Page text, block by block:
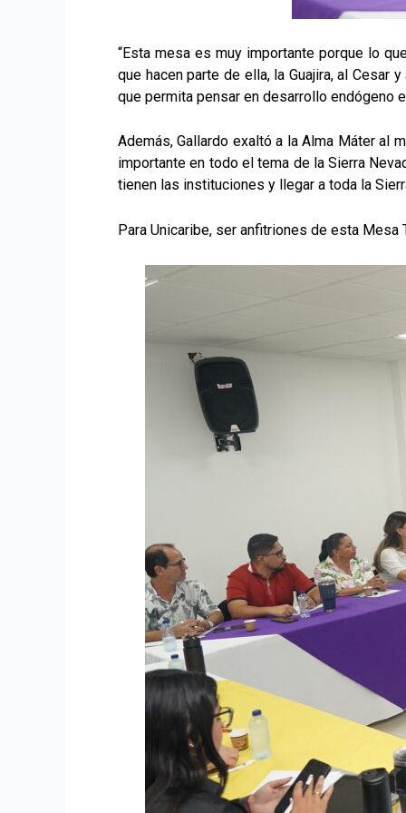
“Esta mesa es muy importante porque lo
que hacen parte de ella, la Guajira, al
que permita pensar en desarrollo endógeno
Además, Gallardo exaltó a la Alma Máter al
importante en todo el tema de la Sierra
tienen las instituciones y llegar a toda la
Para Unicaribe, ser anfitriones de esta